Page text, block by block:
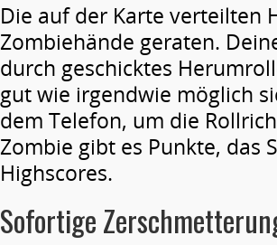
Die auf der Karte verteilten
Zombiehände geraten.
durch geschicktes
gut wie irgendwie möglich
dem Telefon, um die
Zombie gibt es Punkte, das
Highscores.
Sofortige